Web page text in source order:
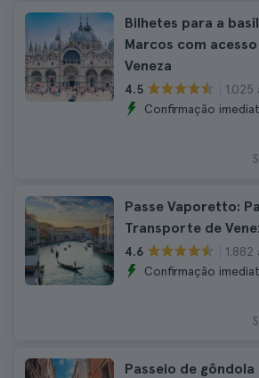
Bilhetes para a
Marcos com
Veneza
4.5
1.025
Confirmação
Passe Vaporetto:
Transporte de
4.6
1.882
Confirmação
Passeio de